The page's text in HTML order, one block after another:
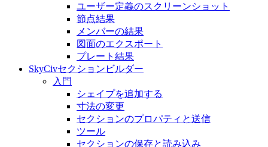
ユーザー定義のスクリーンショット
節点結果
メンバーの結果
図面のエクスポート
プレート結果
SkyCivセクションビルダー
入門
シェイプを追加する
寸法の変​​更
セクションのプロパティと送信
ツール
セクションの保存と読み込み